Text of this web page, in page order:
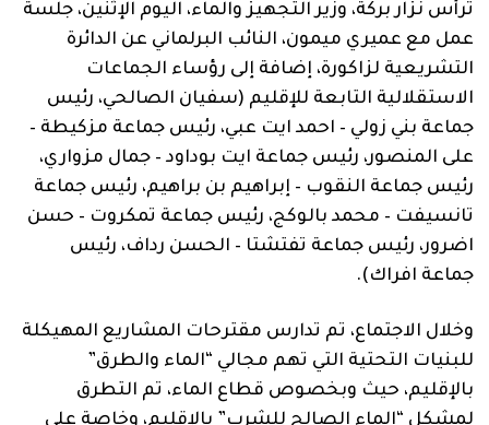
ترأس نزار بركة، وزير التجهيز والماء، اليوم الإثنين، جلسة
عمل مع عميري ميمون، النائب البرلماني عن الدائرة
التشريعية لزاكورة، إضافة إلى رؤساء الجماعات
الاستقلالية التابعة للإقليم (سفيان الصالحي، رئيس
جماعة بني زولي – احمد ايت عبي، رئيس جماعة مزكيطة –
على المنصور، رئيس جماعة ايت بوداود – جمال مزواري،
رئيس جماعة النقوب – إبراهيم بن براهيم، رئيس جماعة
تانسيفت – محمد بالوكج، رئيس جماعة تمكروت – حسن
اضرور، رئيس جماعة تفتشتا – الحسن رداف، رئيس
جماعة افراك).
وخلال الاجتماع، تم تدارس مقترحات المشاريع المهيكلة
للبنيات التحتية التي تهم مجالي “الماء والطرق”
بالإقليم، حيث وبخصوص قطاع الماء، تم التطرق
لمشكل “الماء الصالح للشرب” بالإقليم، وخاصة على